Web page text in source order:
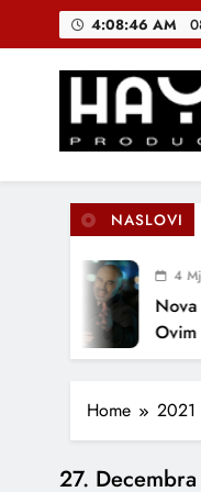
4:08:47 AM
Hayat
Promocija
NASLOVI
4
Nova
Ovim
Home 2021
27.